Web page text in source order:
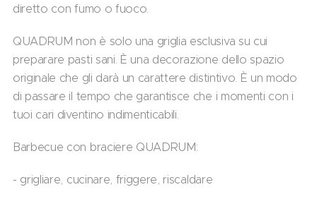
diretto con fumo o fuoco.
QUADRUM non è solo una griglia esclusiva su cui
preparare pasti sani. È una decorazione dello spazio
originale che gli darà un carattere distintivo. È un modo
di passare il tempo che garantisce che i momenti con i
tuoi cari diventino indimenticabili.
Barbecue con braciere QUADRUM:
- grigliare, cucinare, friggere, riscaldare